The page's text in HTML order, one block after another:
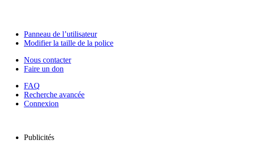
Panneau de l’utilisateur
Modifier la taille de la police
Nous contacter
Faire un don
FAQ
Recherche avancée
Connexion
Publicités